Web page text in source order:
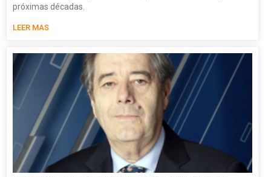
próximas décadas.
LEER MAS